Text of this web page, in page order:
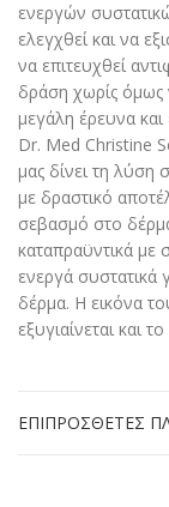
ενεργών
ελεγχθεί και να
να επιτευχθεί
δράση χωρίς όμως
μεγάλη έρευνα και
Dr. Med Christine
μας δίνει τη
με δραστικό
σεβασμό στο
καταπραϋντικά με
ενεργά συστατικά
δέρμα. Η εικόνα
εξυγιαίνεται και
ΕΠΙΠΡΌΣΘΕΤΕΣ